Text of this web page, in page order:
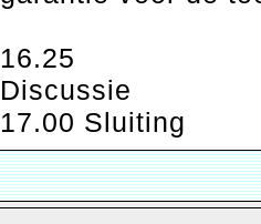
16.25
Discussie
17.00 Sluiting